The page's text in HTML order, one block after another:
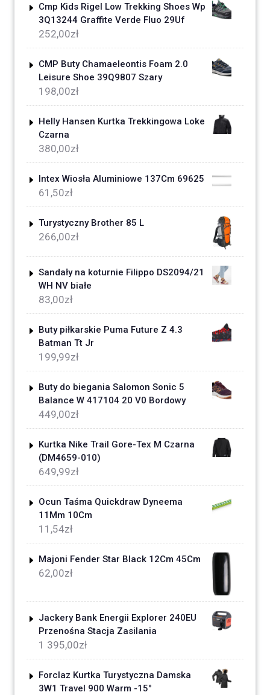
Cmp Kids Rigel Low Trekking Shoes Wp
3Q13244 Graffite Verde Fluo 29Uf
252,00zł
CMP Buty Chamaeleontis Foam 2.0
Leisure Shoe 39Q9807 Szary
198,00zł
Helly Hansen Kurtka Trekkingowa Loke
Czarna
380,00zł
Intex Wiosła Aluminiowe 137Cm 69625
61,50zł
Turystyczny Brother 85 L
266,00zł
Sandały na koturnie Filippo DS2094/21
WH NV białe
83,00zł
Buty piłkarskie Puma Future Z 4.3
Batman Tt Jr
199,99zł
Buty do biegania Salomon Sonic 5
Balance W 417104 20 V0 Bordowy
449,00zł
Kurtka Nike Trail Gore-Tex M Czarna
(DM4659-010)
649,99zł
Ocun Taśma Quickdraw Dyneema
11Mm 10Cm
11,54zł
Majoni Fender Star Black 12Cm 45Cm
62,00zł
Jackery Bank Energii Explorer 240EU
Przenośna Stacja Zasilania
1 395,00zł
Forclaz Kurtka Turystyczna Damska
3W1 Travel 900 Warm -15°